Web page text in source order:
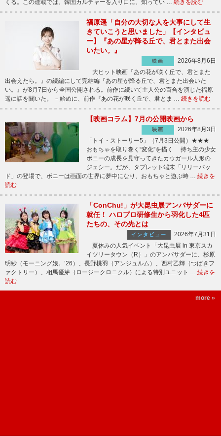
くる。この連載では、韓国カルチャーを入り口に、知ってい … 続きを読む
福原遥「自分の大切な人を大事にして生
きていこうと思いました」【インタビュ
ー】『あの星が降る丘で、君とまた出会
いたい。』
映画
2026年8月6日
大ヒット映画『あの花が咲く丘で、君とまた
出会えたら。』の続編にして完結編『あの星が降る丘で、君とまた出会いた
い。』が8月7日から全国公開される。前作に続いて主人公の百合を演じた福原
遥に話を聞いた。 －始めに、前作『あの花が咲く丘で、君とま … 続きを読む
【映画コラム】7月の公開映画から
映画
2026年8月3日
「トイ・ストーリー5」（7月3日公開）★★★
おもちゃを取り巻く“変化”を描く 持ち主の少女
ボニーの成長を見守ってきたカウガール人形の
ジェシー。だが、タブレット端末「リリーパッ
ド」の登場で、ボニーは画面の世界に夢中になり、おもちゃと遊ぶ時 … 続きを
読む
「ConChu!」が大昆虫展アンバサダーに
就任！ ハロプロ研修生から羽化した4匹
たちの、その先とは
インタビュー
2026年7月31日
夏休みの人気イベント「大昆虫展 in 東京スカ
イツリータウン（R）」のアンバサダーに、杉原
明紗（モーニング娘。’26）、長野桃羽（アンジュルム）、西村乙輝（つばきフ
ァクトリー）、相馬優芽（ロージークロニクル）による特別ユニット … 続きを
読む
more »